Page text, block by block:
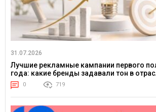
31.07.2026
Лучшие рекламные кампании первого
года: какие бренды задавали тон в
0 719